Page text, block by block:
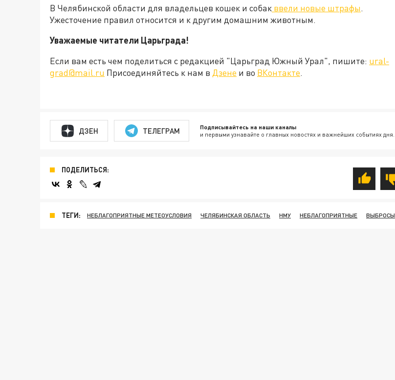
В Челябинской области для владельцев кошек и собак ввели новые штрафы.
Ужесточение правил относится и к другим домашним животным.
Уважаемые читатели Царьграда!
Если вам есть чем поделиться с редакцией "Царьград Южный Урал", пишите: ural-
grad@mail.ru Присоединяйтесь к нам в Дзене и во ВКонтакте.
ДЗЕН ТЕЛЕГРАМ Подписывайтесь на наши каналы
и первыми узнавайте о главных новостях и важнейших событиях дня.
ПОДЕЛИТЬСЯ:
ТЕГИ: НЕБЛАГОПРИЯТНЫЕ МЕТЕОУСЛОВИЯ ЧЕЛЯБИНСКАЯ ОБЛАСТЬ НМУ НЕБЛАГОПРИЯТНЫЕ ВЫБРОСЫ